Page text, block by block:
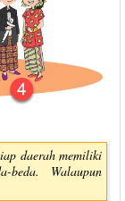
daerah memiliki
beda. Walaupun